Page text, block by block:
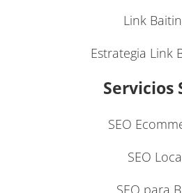
Link
Estrategia Link
Servicios
SEO
SEO